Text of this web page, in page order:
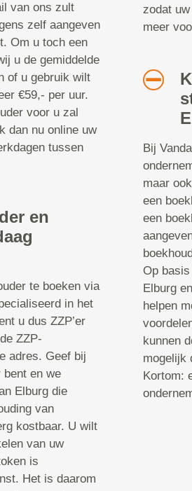
van ons zult
zelf aangeven
Om u toch een
u de gemiddelde
of u gebruik wilt
€59,- per uur.
voor u zal
dan nu online uw
tussen
en
te boeken via
in het
u dus ZZP’er
ZZP-
adres. Geef bij
bent en we
Elburg die
van
kostbaar. U wilt
van uw
is
Het is daarom
zodat
meer
Bij
maar
een
een
Op
Elburg
helpen
kunnen
mogelijk
Kortom: